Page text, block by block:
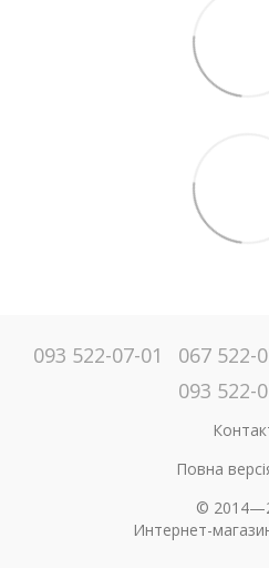
093 522-07-01 067 522-
093 522-
Повна
©
Интернет-